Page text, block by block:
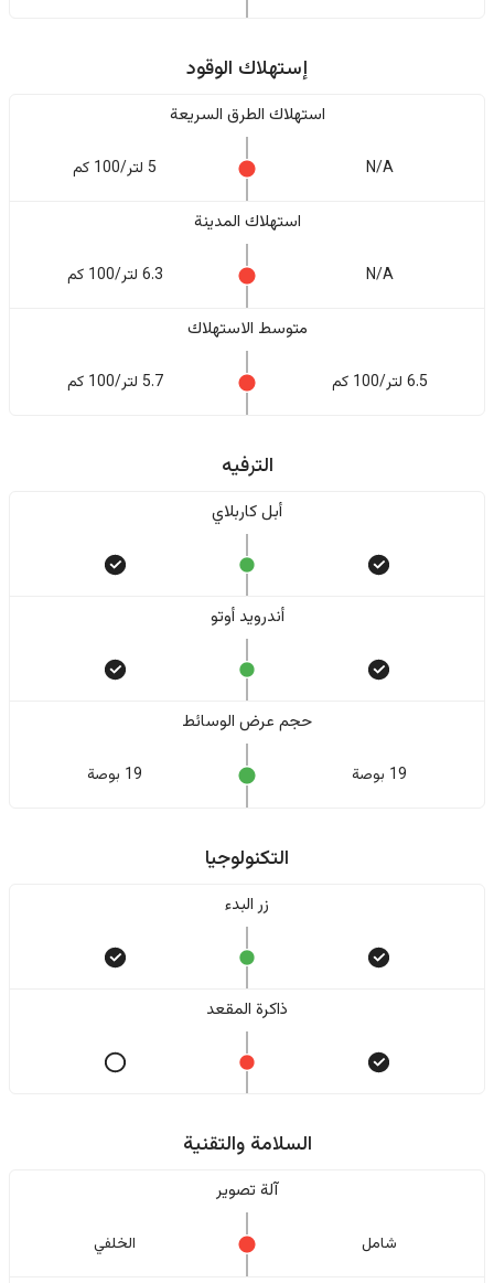
إستهلاك الوقود
استهلاك الطرق السريعة
N/A 5 لتر/100 كم
استهلاك المدينة
N/A 6.3 لتر/100 كم
متوسط الاستهلاك
6.5 لتر/100 كم 5.7 لتر/100 كم
الترفيه
أبل كاربلاي
أندرويد أوتو
حجم عرض الوسائط
19 بوصة 19 بوصة
التكنولوجيا
زر البدء
ذاكرة المقعد
السلامة والتقنية
آلة تصوير
شامل الخلفي